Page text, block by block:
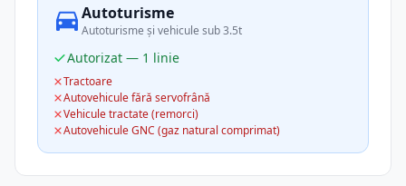
Autoturisme
Autoturisme și vehicule sub 3.5t
Autorizat — 1 linie
Tractoare
Autovehicule fără servofrână
Vehicule tractate (remorci)
Autovehicule GNC (gaz natural comprimat)